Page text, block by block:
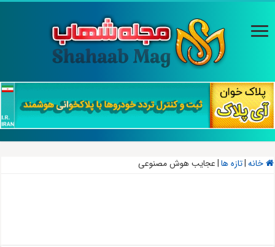
خانه|تازه ها|عجایب هوش مصنوعی